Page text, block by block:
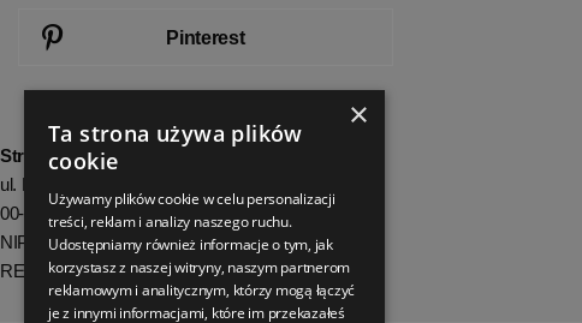
Pinterest
StrefaLuksusu.pl
ul. Bartycka 24/26 Pawilon 227
00-716 Warszawa
NIP: 8251972213
REGON: 06035139
×
Ta strona używa plików
cookie
Używamy plików cookie w celu personalizacji
treści, reklam i analizy naszego ruchu.
Udostępniamy również informacje o tym, jak
korzystasz z naszej witryny, naszym partnerom
reklamowym i analitycznym, którzy mogą łączyć
je z innymi informacjami, które im przekazałeś